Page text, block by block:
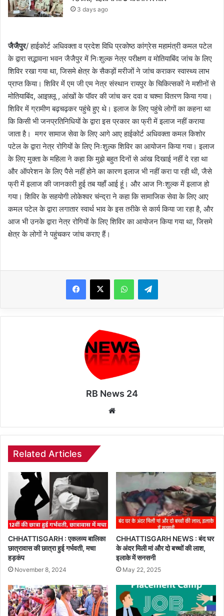
3 days ago
जैजैपुर/ हाईकोर्ट अधिवक्ता व प्रदेश विधि प्रकोष्ठ कांग्रेस महामंत्री कमल पटेल
के द्वारा सद्भावना भवन जैजैपुर में निःशुल्क नेत्र परीक्षण व मोतियाबिंद जांच के लिए
शिविर रखा गया था, जिसमे क्षेत्र के सैकड़ों मरीजों ने जांच कराकर स्वास्थ्य लाभ
प्राप्त किया। शिविर में एम जी एम नेत्र संस्थान रायपुर के चिकित्सकों ने मशीनों से
मोतियाबिंद, आइफ़्लू , आंखों के पॉवर की जांच कर दवा व चश्मा वितरण किया गया।
शिविर में ग्रामीण बढ़चढ़कर पहुंचे हुए थे। इलाज के लिए पहुंचे लोगों का कहना था
कि किसी भी जनप्रतिनिधियों के द्वारा इस प्रकार का फ्री में इलाज नहीं कराया
जाता है। मगर सामाज सेवा के लिए आगे आए हाईकोर्ट अधिवक्ता कमल किशोर
पटेल के द्वारा नेत्र रोगियों के लिए निःशुल्क शिविर का आयोजन किया गया। इलाज
के लिए मुक्ता के महिला ने कहा कि मुझे बहुत दिनों से आंख दिखाई नहीं दे रहा था
और ऑपरेशन के लिए पैसे नहीं होने का कारण इलाज भी नहीं करा पा रही थी, जैसे
फ्री में इलाज की जानकारी हुई तब यहाँ आई हूं। और आज निःशुल्क में इलाज हो
गया। शिविर के सहयोगी लोकेश्वर चंन्द्रा ने कहा कि सामाजिक सेवा के लिए आए
कमल पटेल के द्वारा लगातार स्वार्थ भाव के इस तरीके से कार्य किया जा रहा है, और
आज भी उनके द्वारा नेत्र रोगियों के लिए शिविर का आयोजन किया गया था, जिसमे
क्षेत्र के लोगों ने पहुंचकर जांच कराए हैं।
WhatsAppTelegram
RB News 24
Related Articles
CHHATTISGARH : एकलव्य बालिका
छात्रावास की छात्रा हुई गर्भवती, मचा
हड़कंप
November 8, 2024
CHHATTISGARH NEWS : बंद घर
के अंदर मिली मां और दो बच्चों की लाश,
इलाके में सनसनी
May 22, 2025